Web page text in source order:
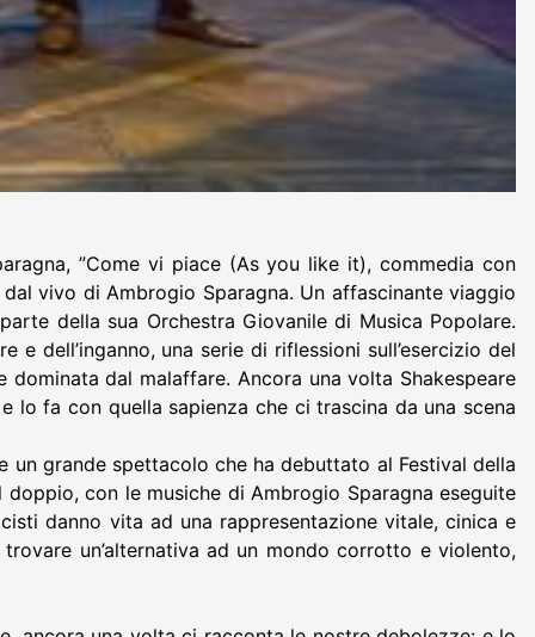
”Come vi piace (As you like it), commedia con
vivo di Ambrogio Sparagna. Un affascinante viaggio
della sua Orchestra Giovanile di Musica Popolare.
dell’inganno, una serie di riflessioni sull’esercizio del
dal malaffare. Ancora una volta Shakespeare
fa con quella sapienza che ci trascina da una scena
grande spettacolo che ha debuttato al Festival della
doppio, con le musiche di Ambrogio Sparagna eseguite
danno vita ad una rappresentazione vitale, cinica e
un’alternativa ad un mondo corrotto e violento,